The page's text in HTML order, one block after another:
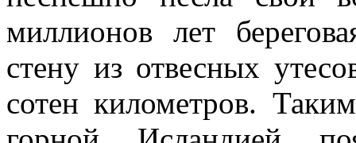
миллионов лет
стену из отвесных
сотен километров.